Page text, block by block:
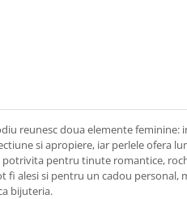
reunesc doua elemente feminine:
si apropiere, iar perlele ofera
potrivita pentru tinute romantice,
fi alesi si pentru un cadou personal,
bijuteria.